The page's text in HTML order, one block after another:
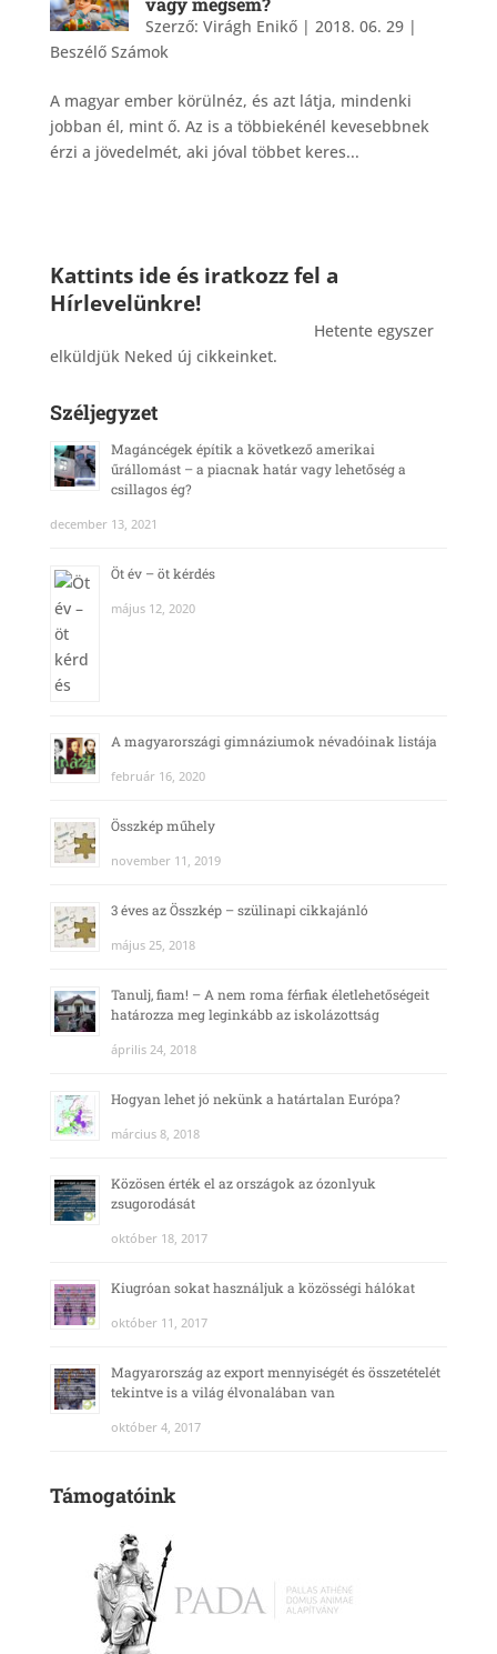
Szerző: Virágh Enikő| 2018. 06. 29|
Beszélő Számok
A magyar ember körülnéz, és azt látja, mindenki
jobban él, mint ő. Az is a többiekénél kevesebbnek
érzi a jövedelmét, aki jóval többet keres...
Kattints ide és iratkozz fel a
Hírlevelünkre!
Hetente egyszer
elküldjük Neked új cikkeinket.
Széljegyzet
Magáncégek építik a következő amerikai
űrállomást – a piacnak határ vagy lehetőség a
csillagos ég?
december 13, 2021
Öt év – öt kérdés
május 12, 2020
A magyarországi gimnáziumok névadóinak listája
február 16, 2020
Összkép műhely
november 11, 2019
3 éves az Összkép – szülinapi cikkajánló
május 25, 2018
Tanulj, fiam! – A nem roma férfiak életlehetőségeit
határozza meg leginkább az iskolázottság
április 24, 2018
Hogyan lehet jó nekünk a határtalan Európa?
március 8, 2018
Közösen érték el az országok az ózonlyuk
zsugorodását
október 18, 2017
Kiugróan sokat használjuk a közösségi hálókat
október 11, 2017
Magyarország az export mennyiségét és összetételét
tekintve is a világ élvonalában van
október 4, 2017
Támogatóink